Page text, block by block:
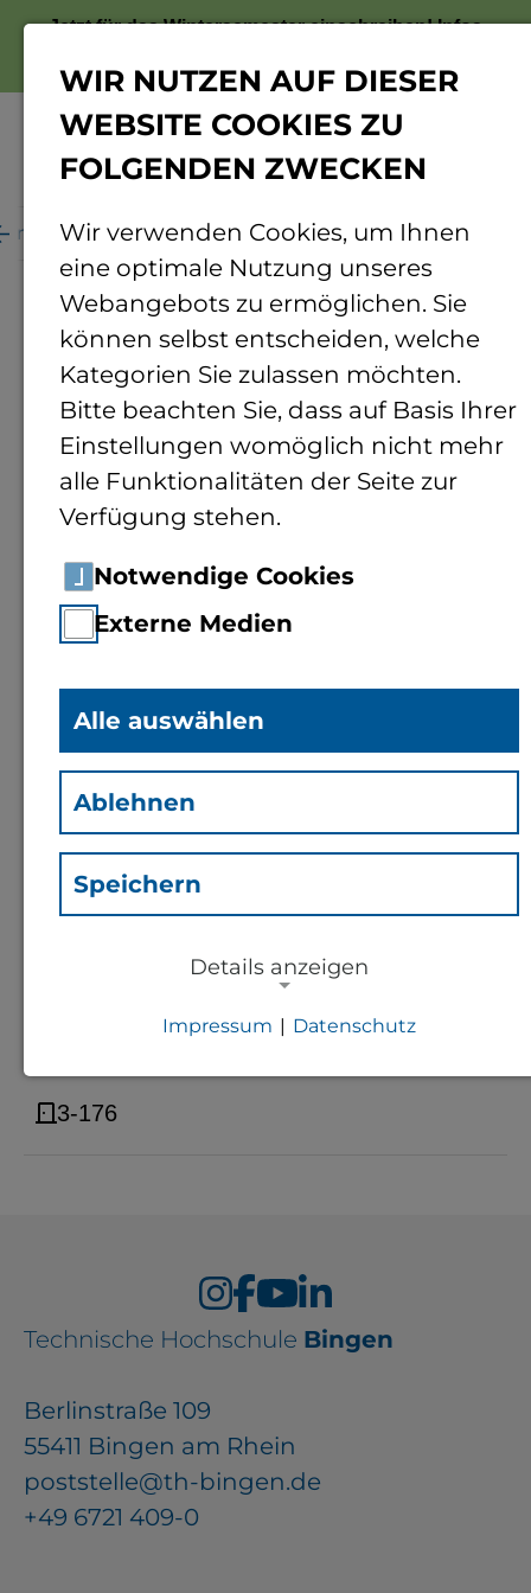
Jetzt für das Wintersemester einschreiben!Infos
Personenverzeichnis Personendetails
Dr.Maria Rosenhauer (Rom)
Mitarbeiterin Fachbereich 1
Kontakt
m.rosenhauer@th-bingen.de
3-176
Technische Hochschule Bingen
Berlinstraße 109
55411 Bingen am Rhein
poststelle@th-bingen.de
+49 6721 409-0
WIR NUTZEN AUF DIESER
WEBSITE COOKIES ZU
FOLGENDEN ZWECKEN
Wir verwenden Cookies, um Ihnen
eine optimale Nutzung unseres
Webangebots zu ermöglichen. Sie
können selbst entscheiden, welche
Kategorien Sie zulassen möchten.
Bitte beachten Sie, dass auf Basis Ihrer
Einstellungen womöglich nicht mehr
alle Funktionalitäten der Seite zur
Verfügung stehen.
Notwendige Cookies
Externe Medien
Alle auswählen
Ablehnen
Speichern
Details anzeigen
Notwendige Cookies zur Session-
EXTERNE MEDIEN
Benutzerdaten durch
Drittanbieter, bspw. über das
Einbinden externer Videos,
Standortdaten oder
Impressum | Datenschutz